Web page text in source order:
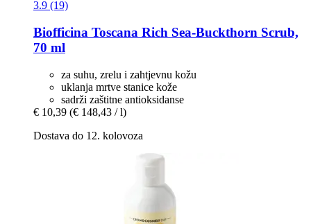
3.9 (19)
Biofficina Toscana Rich Sea-​Buckthorn Scrub,
70 ml
za suhu, zrelu i zahtjevnu kožu
uklanja mrtve stanice kože
sadrži zaštitne antioksidanse
€ 10,39 (€ 148,43 / l)
Dostava do 12. kolovoza